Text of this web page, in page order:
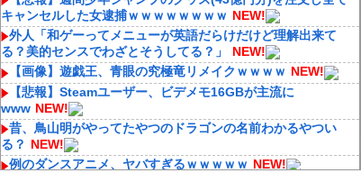
キャンセルした女逮捕ｗｗｗｗｗｗｗｗ NEW!
外人「和ゲーってメニューが英語だらけだけど理解出来て
る？美的センスでわざとそうしてる？」
NEW!
【画像】遊戯王、青眼の究極竜リメイクｗｗｗｗ NEW!
【悲報】Steamユーザー、ビデメモ16GBが主流に
www NEW!
昔、鳥山明がやってたやつのドラゴンの名前わかるやつい
る？ NEW!
例のダンスアニメ、ヤバすぎるｗｗｗｗｗ NEW!